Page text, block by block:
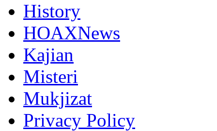
History
HOAXNews
Kajian
Misteri
Mukjizat
Privacy Policy